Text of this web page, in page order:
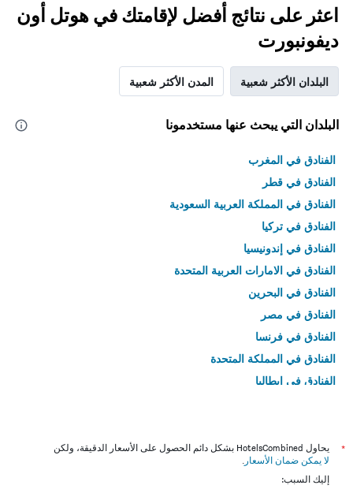
اعثر على نتائج أفضل لإقامتك في هوتل أون
ديفونبورت
البلدان الأكثر شعبية المدن الأكثر شعبية
البلدان التي يبحث عنها مستخدمونا
الفنادق في المغرب
الفنادق في قطر
الفنادق في المملكة العربية السعودية
الفنادق في تركيا
الفنادق في إندونيسيا
الفنادق في الامارات العربية المتحدة
الفنادق في البحرين
الفنادق في مصر
الفنادق في فرنسا
الفنادق في المملكة المتحدة
الفنادق في إيطاليا
*
يحاول HotelsCombined بشكل دائم الحصول على الأسعار الدقيقة، ولكن
لا يمكن ضمان الأسعار .
إليك السبب: